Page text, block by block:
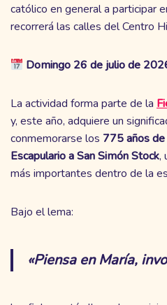
católico en general a participar
recorrerá las calles del Centro
Domingo 26 de julio de
La actividad forma parte de la
y, este año, adquiere un
conmemorarse los 775 años
Escapulario a San Simón Stock,
más importantes dentro de la
Bajo el lema:
«Piensa en María,